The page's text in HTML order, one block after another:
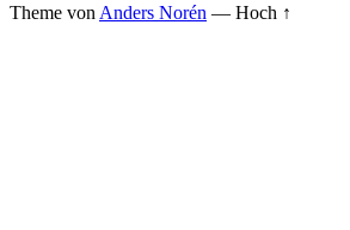
Theme von Anders Norén — Hoch ↑